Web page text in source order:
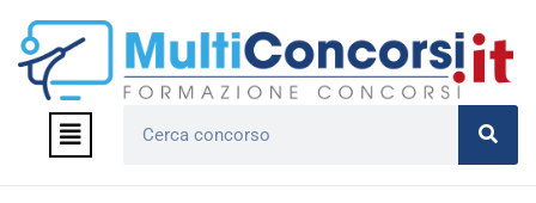
contenuto
Menu